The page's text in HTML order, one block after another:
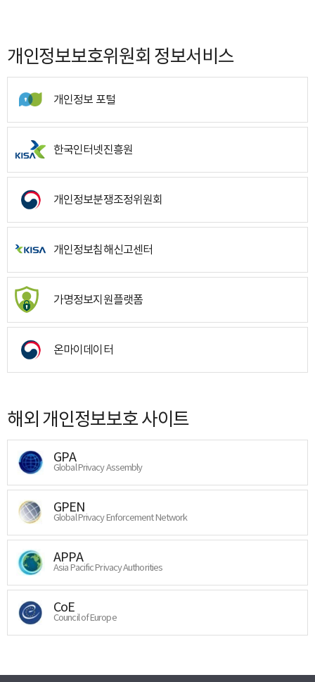
개인정보보호위원회 정보서비스
개인정보 포털
한국인터넷진흥원
개인정보분쟁조정위원회
개인정보침해신고센터
가명정보지원플랫폼
온마이데이터
해외 개인정보보호 사이트
GPA
Global Privacy Assembly
GPEN
Global Privacy Enforcement Network
APPA
Asia Pacific Privacy Authorities
CoE
Council of Europe